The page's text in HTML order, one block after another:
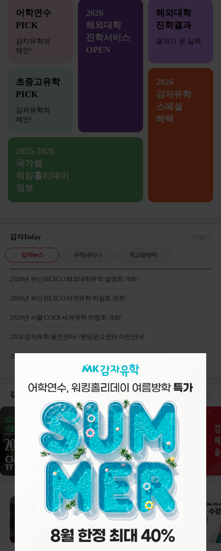
어학연수
PICK
감자유학의
제안!
2026
해외대학
진학서비스
OPEN
해외대학
진학결과
결과가 곧 실력
초중고유학
PICK
감자유학의
제안!
2026
감자유학
스페셜
혜택
2025-2026
국가별
워킹홀리데이
정보
감자Today 더보기
감자뉴스 유학세미나 학교별혜택
2026년 부산 BEXCO 해외대학유학 설명회 개최!
2026년 부산 BEXCO 세계유학 박람회 개최!
2026년 서울 COEX 세계유학 박람회 개최!
2026 감자유학 용인센터->분당판교센터 이전안내
2026 대구 해외대학 진학 설명회 후기
감자Tube!